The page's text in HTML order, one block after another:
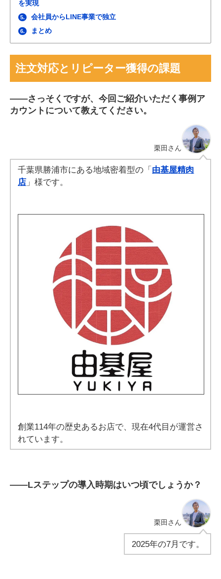
を実現
5. 会社員からLINE事業で独立
6. まとめ
注文対応とリピーター獲得の課題
――さっそくですが、今回ご紹介いただく事例ア
カウントについて教えてください。
栗田 さん
千葉県勝浦市にある地域密着型の「 由基屋精肉
店 」様です。
創業114年の歴史あるお店で、現在4代目が運営さ
れています。
――Lステップの導入時期はいつ頃でしょうか？
栗田 さん
2025年の7月です。